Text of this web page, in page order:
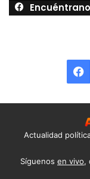
Actualidad
Síguenos en vivo,